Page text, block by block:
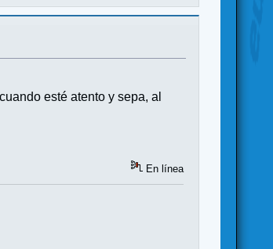
esté atento y sepa, al
En línea